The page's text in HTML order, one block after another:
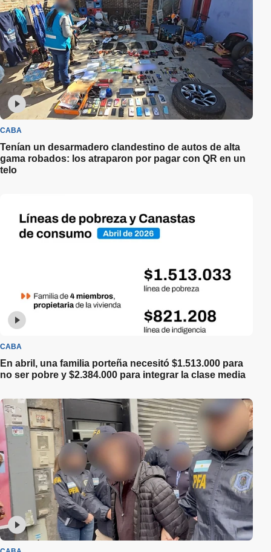
CABA
Tenían un desarmadero clandestino de autos de alta
gama robados: los atraparon por pagar con QR en un
telo
CABA
En abril, una familia porteña necesitó $1.513.000 para
no ser pobre y $2.384.000 para integrar la clase media